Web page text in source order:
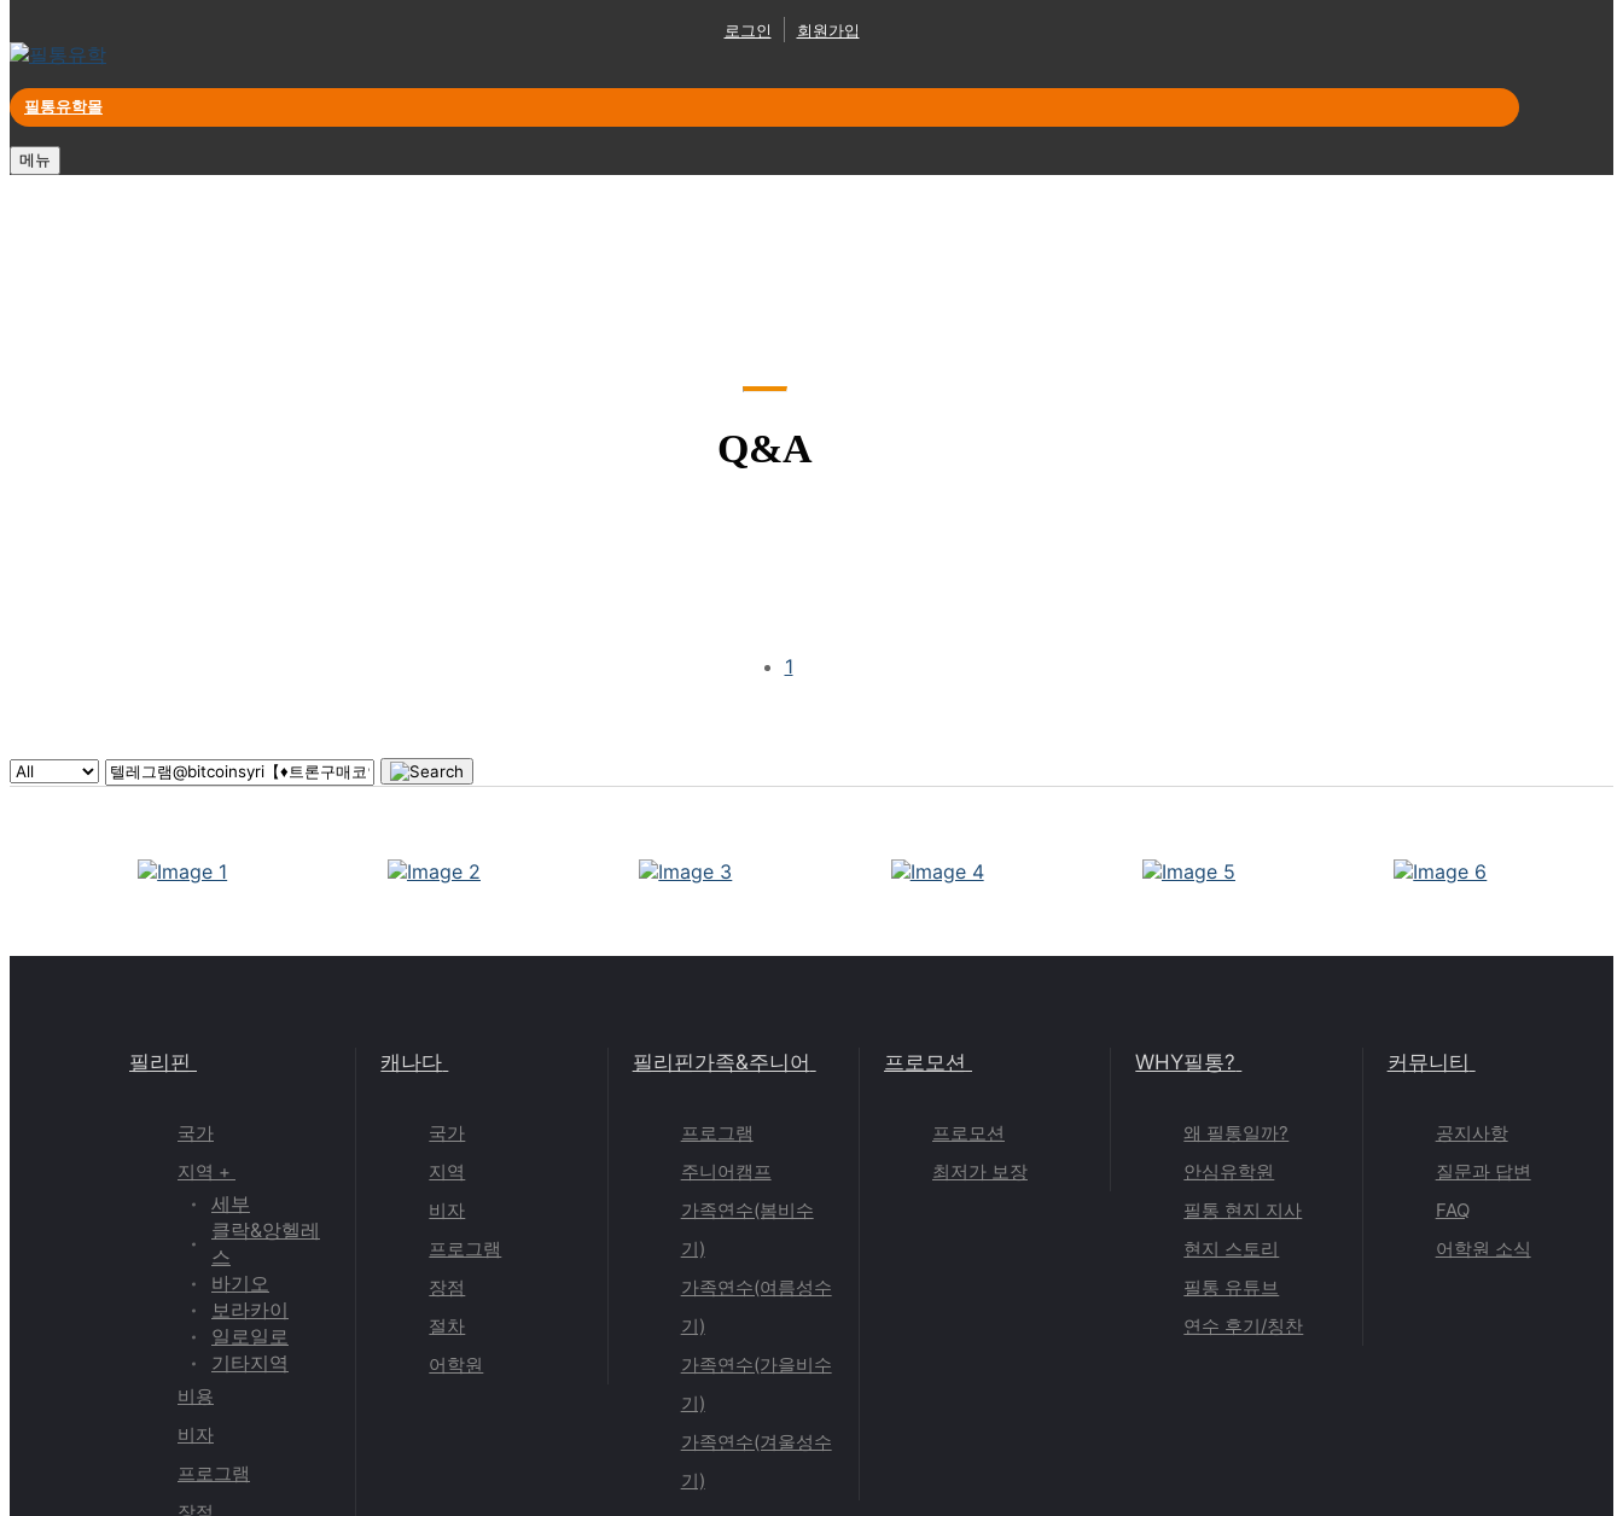
로그인 회원가입
필통유학몰
메뉴
Q&A
1
필리핀
국가
지역 +
세부
클락&앙헬레
스
바기오
보라카이
일로일로
기타지역
비용
비자
프로그램
캐나다
국가
지역
비자
프로그램
장점
절차
어학원
필리핀가족&주니어
프로그램
주니어캠프
가족연수(봄비수
기)
가족연수(여름성수
기)
가족연수(가을비수
기)
가족연수(겨울성수
기)
프로모션
프로모션
최저가 보장
WHY필통?
왜 필통일까?
안심유학원
필통 현지 지사
현지 스토리
필통 유튜브
연수 후기/칭찬
커뮤니티
공지사항
질문과 답변
FAQ
어학원 소식